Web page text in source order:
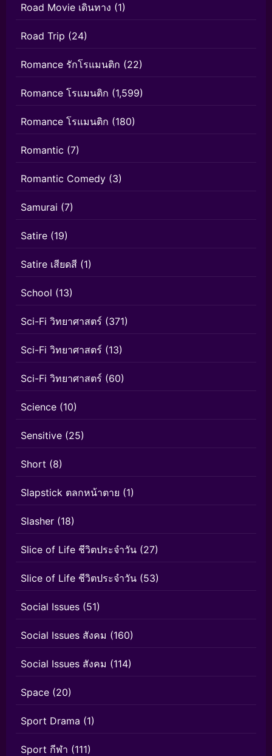
Road Movie เดินทาง (1)
Road Trip (24)
Romance รักโรแมนติก (22)
Romance โรแมนติก (1,599)
Romance โรแมนติก (180)
Romantic (7)
Romantic Comedy (3)
Samurai (7)
Satire (19)
Satire เสียดสี (1)
School (13)
Sci-Fi วิทยาศาสตร์ (371)
Sci-Fi วิทยาศาสตร์ (13)
Sci-Fi วิทยาศาสตร์ (60)
Science (10)
Sensitive (25)
Short (8)
Slapstick ตลกหน้าตาย (1)
Slasher (18)
Slice of Life ชีวิตประจำวัน (27)
Slice of Life ชีวิตประจำวัน (53)
Social Issues (51)
Social Issues สังคม (160)
Social Issues สังคม (114)
Space (20)
Sport Drama (1)
Sport กีฬา (111)